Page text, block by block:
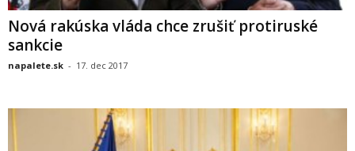
Nová rakúska vláda chce zrušiť protiruské
sankcie
napalete.sk - 17. dec 2017